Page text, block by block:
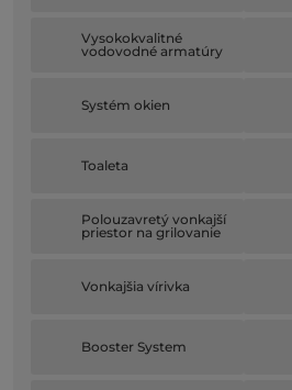
Vysokokvalitné
vodovodné armatúry
Systém okien
Toaleta
Polouzavretý vonkajší
priestor na grilovanie
Vonkajšia vírivka
Booster System